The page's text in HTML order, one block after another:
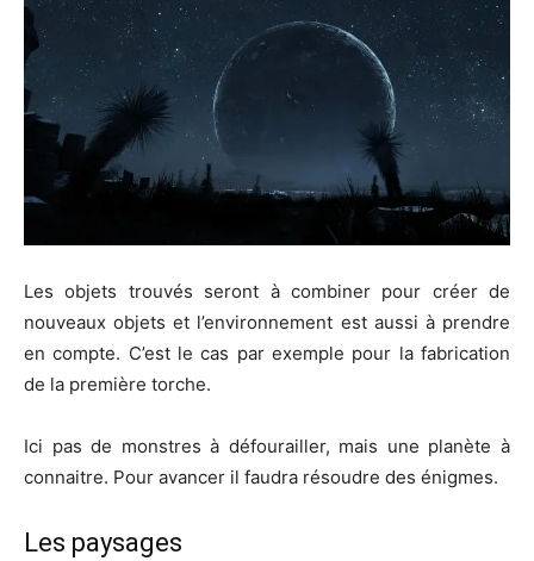
Les objets trouvés seront à combiner pour créer de
nouveaux objets et l’environnement est aussi à prendre
en compte. C’est le cas par exemple pour la fabrication
de la première torche.
Ici pas de monstres à défourailler, mais une planète à
connaitre. Pour avancer il faudra résoudre des énigmes.
Les paysages